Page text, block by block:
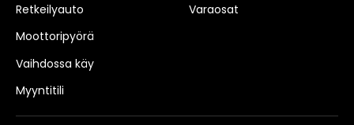
Retkeilyauto
Moottoripyörä
Vaihdossa käy
Myyntitili
Varaosat